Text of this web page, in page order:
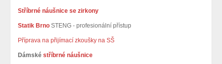
Stříbrné náušnice se zirkony
Statik Brno STENG - profesionální přístup
Příprava na přijímací zkoušky na SŠ
Dámské stříbrné náušnice